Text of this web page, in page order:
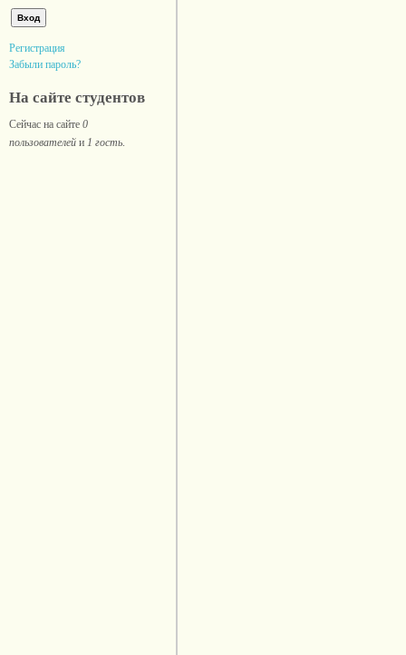
Регистрация
Забыли пароль?
На сайте студентов
Сейчас на сайте 0
пользователей и 1 гость